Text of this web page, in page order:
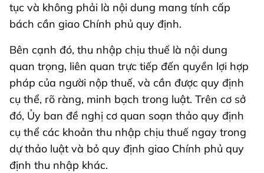
tục và không phải là nội dung mang tính cấp
bách cần giao Chính phủ quy định.
Bên cạnh đó, thu nhập chịu thuế là nội dung
quan trọng, liên quan trực tiếp đến quyền lợi hợp
pháp của người nộp thuế, và cần được quy định
cụ thể, rõ ràng, minh bạch trong luật. Trên cơ sở
đó, Ủy ban đề nghị cơ quan soạn thảo quy định
cụ thể các khoản thu nhập chịu thuế ngay trong
dự thảo luật và bỏ quy định giao Chính phủ quy
định thu nhập khác.